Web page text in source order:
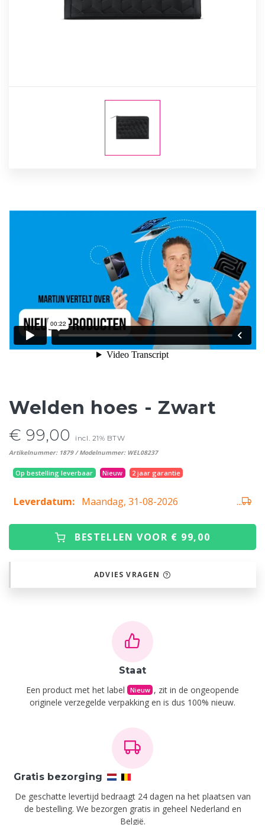
Welden hoes - Zwart
€ 99,00 incl. 21% BTW
Artikelnummer: 1879 / Modelnummer: WEL08237
Op bestelling leverbaar Nieuw 2 jaar garantie
Leverdatum: Maandag, 31-08-2026 ...
BESTELLEN VOOR € 99,00
ADVIES VRAGEN
Staat
Een product met het label Nieuw , zit in de ongeopende
originele verzegelde verpakking en is dus 100% nieuw.
Gratis bezorging
De geschatte levertijd bedraagt 24 dagen na het plaatsen van
de bestelling. We bezorgen gratis in geheel Nederland en
België.